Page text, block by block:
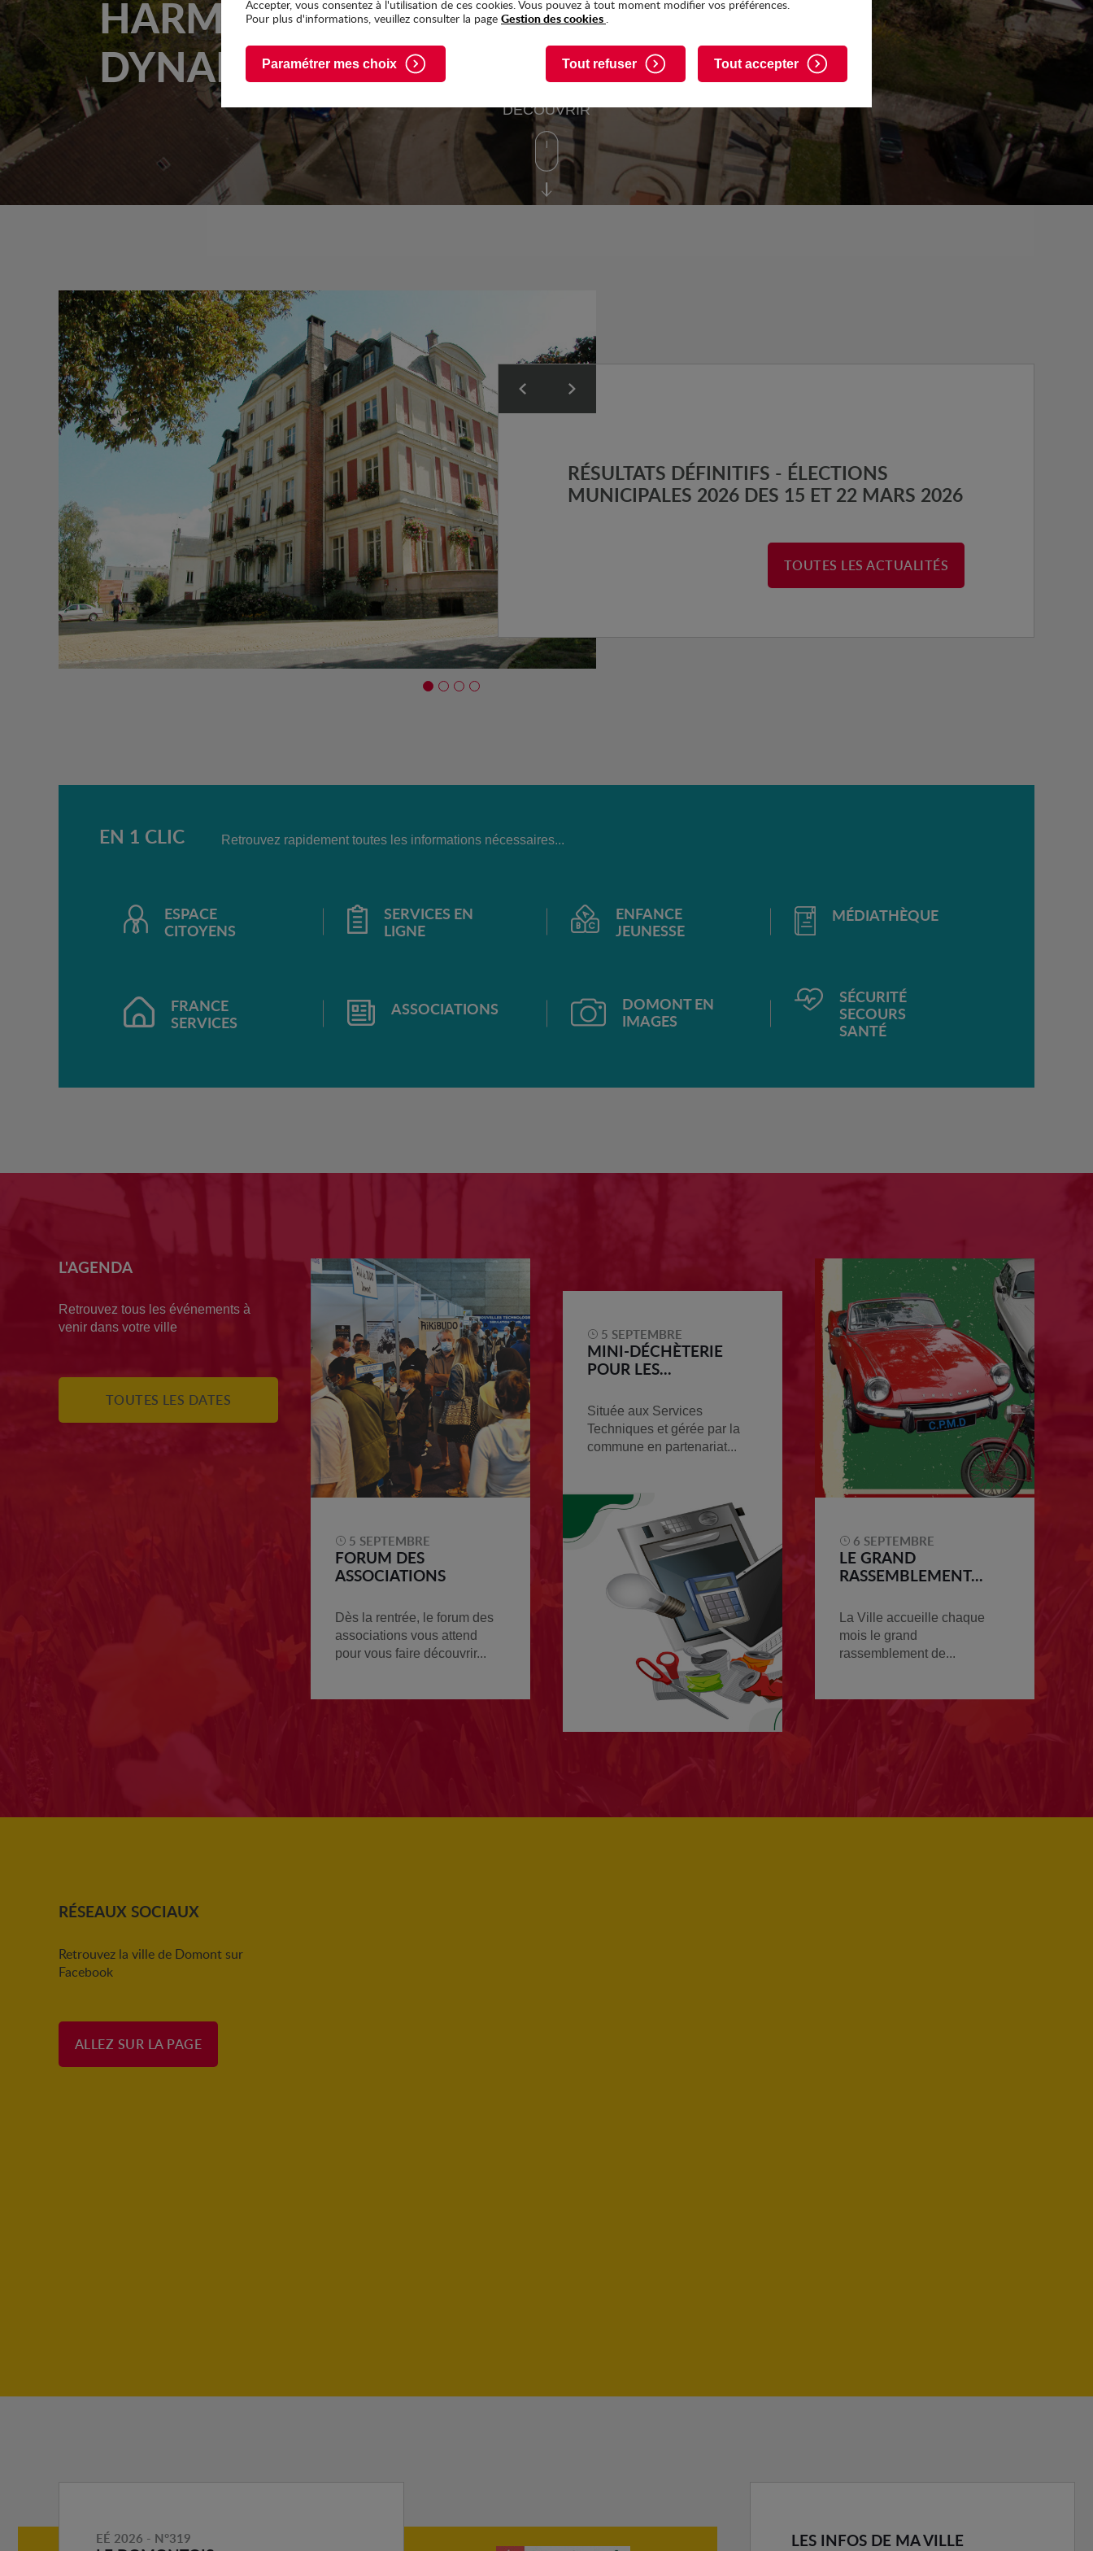
Accepter, vous consentez à l'utilisation de ces cookies. Vous pouvez à tout moment modifier vos préférences.
Pour plus d'informations, veuillez consulter la page Gestion des cookies .
Paramétrer mes choix Tout refuser Tout accepter
HARMONIEUSE ET
DYNAMIQUE
DÉCOUVRIR
RÉSULTATS DÉFINITIFS - ÉLECTIONS
MUNICIPALES 2026 DES 15 ET 22 MARS 2026
TOUTES LES ACTUALITÉS
EN 1 CLIC Retrouvez rapidement toutes les informations nécessaires...
ESPACE
CITOYENS
SERVICES EN
LIGNE
ENFANCE
JEUNESSE
MÉDIATHÈQUE
FRANCE
SERVICES
ASSOCIATIONS
DOMONT EN
IMAGES
SÉCURITÉ
SECOURS
SANTÉ
L'AGENDA
Retrouvez tous les événements à
venir dans votre ville
TOUTES LES DATES
5 SEPTEMBRE
FORUM DES
ASSOCIATIONS
Dès la rentrée, le forum des
associations vous attend
pour vous faire découvrir...
5 SEPTEMBRE
MINI-DÉCHÈTERIE
POUR LES...
Située aux Services
Techniques et gérée par la
commune en partenariat...
6 SEPTEMBRE
LE GRAND
RASSEMBLEMENT...
La Ville accueille chaque
mois le grand
rassemblement de...
RÉSEAUX SOCIAUX
Retrouvez la ville de Domont sur
Facebook
ALLEZ SUR LA PAGE
EÉ 2026 - N°319 LES INFOS DE MA VILLE